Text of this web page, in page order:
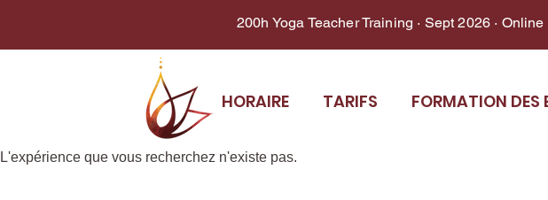
200h Yoga Teacher Training · Sept 2026 ·
HORAIRE TARIFS FORMATION DES
L'expérience que vous recherchez n'existe pas.